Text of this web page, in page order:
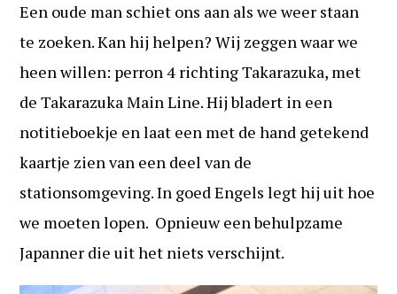
Een oude man schiet ons aan als we weer staan
te zoeken. Kan hij helpen? Wij zeggen waar we
heen willen: perron 4 richting Takarazuka, met
de Takarazuka Main Line. Hij bladert in een
notitieboekje en laat een met de hand getekend
kaartje zien van een deel van de
stationsomgeving. In goed Engels legt hij uit hoe
we moeten lopen. Opnieuw een behulpzame
Japanner die uit het niets verschijnt.